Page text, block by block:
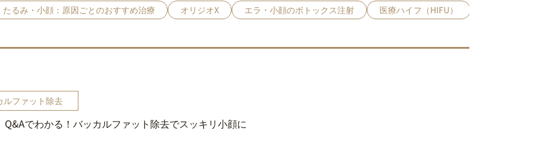
たるみ・小顔：原因ごとのおすすめ治療 オリジオX エラ・小顔のボトックス注射 医療ハイフ（HIFU）
ルファット除去
Q&Aでわかる！バッカルファット除去でスッキリ小顔に